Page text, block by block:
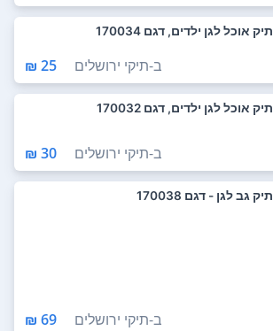
תיק אוכל לגן ילדים, דגם 170034
ב-תיקי ירושלים 25 ₪
תיק אוכל לגן ילדים, דגם 170032
ב-תיקי ירושלים 30 ₪
תיק גב לגן - דגם 170038
ב-תיקי ירושלים 69 ₪